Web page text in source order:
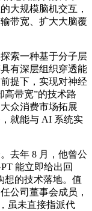
大规模脑机交互，
带宽、扩大大脑覆
索一种基于分子层
有深层组织穿透能
提下，实现对神经
高带宽”的技术路
众消费市场拓展
就能与 AI 系统实
去年 8 月，他曾公
能立即给出回
想的技术落地。值
公司董事会成员，
虽未直接指派代